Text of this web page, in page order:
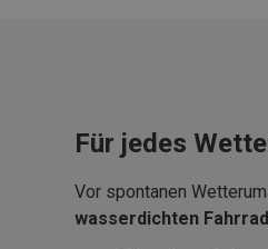
Für jedes
Vor spontanen
wasserdichten